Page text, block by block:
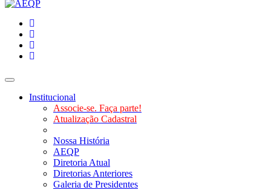
Toggle navigation
Institucional
Associe-se. Faça parte!
Atualização Cadastral
Nossa História
AEQP
Diretoria Atual
Diretorias Anteriores
Galeria de Presidentes